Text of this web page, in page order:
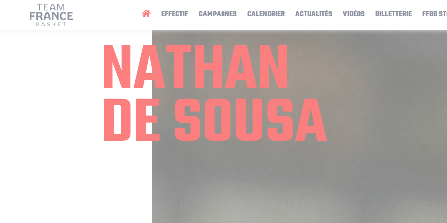
EFFECTIF CAMPAGNES CALENDRIER ACTUALITÉS VIDÉOS BILLETTERIE FFBB
NATHAN
DE SOUSA
Panneau de gestion des cookies